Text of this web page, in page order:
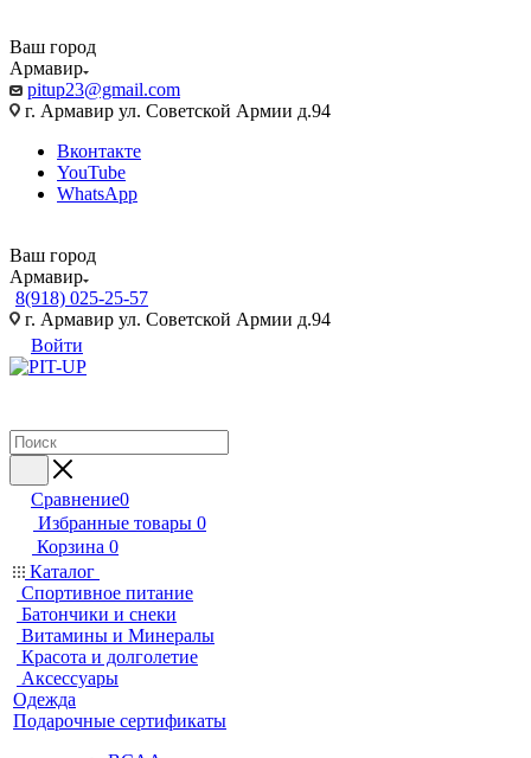
Ваш город
Армавир
pitup23@gmail.com
г. Армавир ул. Советской Армии д.94
Вконтакте
YouTube
WhatsApp
Ваш город
Армавир
8(918) 025-25-57
г. Армавир ул. Советской Армии д.94
Войти
Сравнение0
Избранные товары 0
Корзина 0
Каталог
Спортивное питание
Батончики и снеки
Витамины и Минералы
Красота и долголетие
Аксессуары
Одежда
Подарочные сертификаты